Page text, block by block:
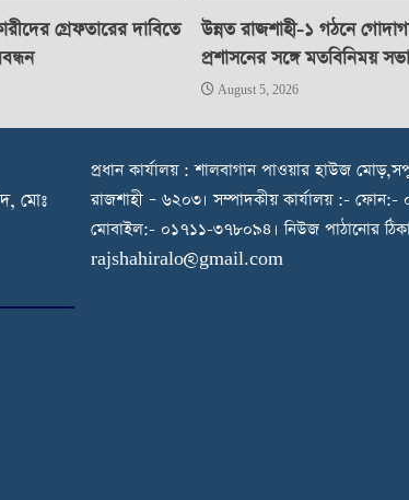
গ্রেফতারের দাবিতে
উন্নত রাজশাহী-১ গঠনে
প্রশাসনের সঙ্গে মতবিনিময় সভা
August 5, 2026
মোঃ
প্রধান কার্যালয় : শালবাগান পাওয়ার হাউজ
রাজশাহী – ৬২০৩। সম্পাদকীয় কার্যালয় :-
মোবাইল:- ০১৭১১-৩৭৮০৯৪। নিউজ পাঠানোর
rajshahiralo@gmail.com